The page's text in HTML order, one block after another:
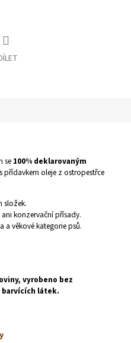
se 100% deklarovaným
s přídavkem oleje z ostropestřce
složek.
konzervační přísady.
a věkové kategorie psů.
vyrobeno bez
barvících látek.